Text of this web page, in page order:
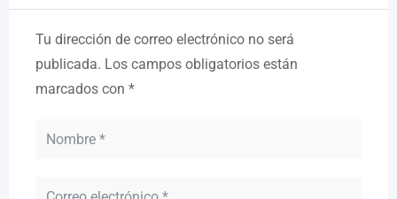
Tu dirección de correo electrónico no será
publicada. Los campos obligatorios están
marcados con *